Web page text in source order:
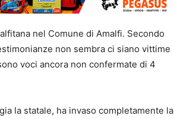
nel Comune di Amalfi. Secondo
non sembra ci siano vittime
voci ancora non confermate di 4
la statale, ha invaso completamente la